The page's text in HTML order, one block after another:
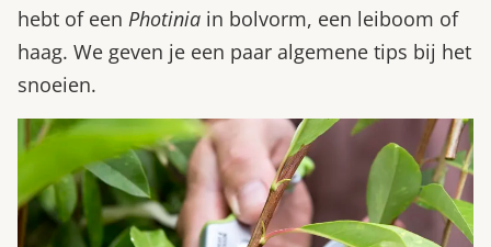
hebt of een Photinia in bolvorm, een leiboom of
haag. We geven je een paar algemene tips bij het
snoeien.